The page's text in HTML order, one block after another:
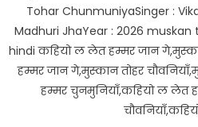
Tohar ChunmuniyaSinger :
Madhuri JhaYear : 2026
hindi कहियो ल लेत हम्मर जान
हम्मर जान गे,मुस्कान तोहर
हम्मर चुनमुनियाँ,कहियो ल लेत